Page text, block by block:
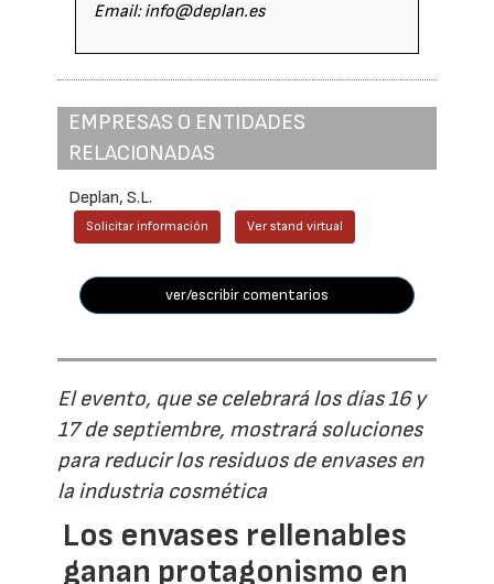
Email: info@deplan.es
EMPRESAS O ENTIDADES
RELACIONADAS
Deplan, S.L.
Solicitar información Ver stand virtual
ver/escribir comentarios
El evento, que se celebrará los días 16 y
17 de septiembre, mostrará soluciones
para reducir los residuos de envases en
la industria cosmética
Los envases rellenables
ganan protagonismo en